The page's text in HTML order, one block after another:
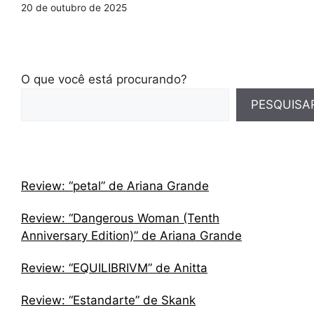
20 de outubro de 2025
O que você está procurando?
Review: “petal” de Ariana Grande
Review: “Dangerous Woman (Tenth
Anniversary Edition)” de Ariana Grande
Review: “EQUILIBRIVM” de Anitta
Review: “Estandarte” de Skank